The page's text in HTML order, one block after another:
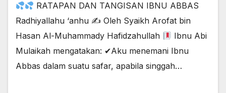
RATAPAN DAN TANGISAN IBNU ABBAS
Radhiyallahu ‘anhu ✍ Oleh Syaikh Arofat bin
Hasan Al-Muhammady Hafidzahullah
Ibnu Abi
Mulaikah mengatakan: ✔Aku menemani Ibnu
Abbas dalam suatu safar, apabila singgah…